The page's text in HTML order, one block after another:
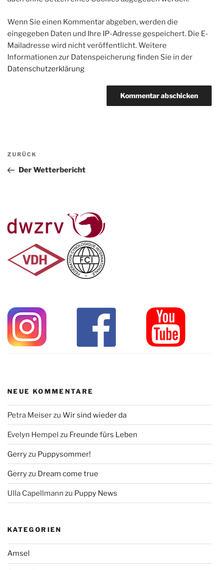
Wenn Sie einen Kommentar abgeben, werden die
eingegeben Daten und Ihre IP-Adresse gespeichert. Die E-
Mailadresse wird nicht veröffentlicht. Weitere
Informationen zur Datenspeicherung finden Sie in der
Datenschutzerklärung
Beitragsnavigation
Vorheriger
Beitrag
ZURÜCK
Der Wetterbericht
NEUE KOMMENTARE
Petra Meiserzu Wir sind wieder da
Evelyn Hempel zu Freunde fürs Leben
Gerryzu Puppysommer!
Gerryzu Dream come true
Ulla Capellmann zu Puppy News
KATEGORIEN
Amsel